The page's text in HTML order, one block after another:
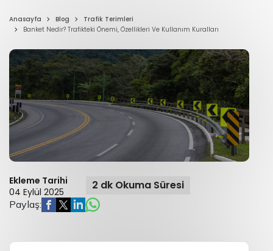
Anasayfa Blog
Trafik Terimleri
Banket Nedir? Trafikteki Önemi, Özellikleri Ve Kullanım Kuralları
Ekleme Tarihi
04 Eylül 2025
2 dk Okuma Süresi
Paylaş: